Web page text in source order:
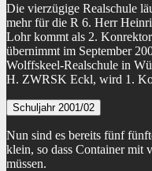
Die vierzügige Realschule
mehr für die R 6. Herr
Lohr kommt als 2.
übernimmt im September
Wolffskeel-Realschule in
H. ZWRSK Eckl, wird 1.
Schuljahr 2001/02
Nun sind es bereits fünf
klein, so dass Container mit
müssen.